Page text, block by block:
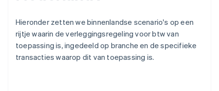
Hieronder zetten we binnenlandse scenario's op een
rijtje waarin de verleggingsregeling voor btw van
toepassing is, ingedeeld op branche en de specifieke
transacties waarop dit van toepassing is.